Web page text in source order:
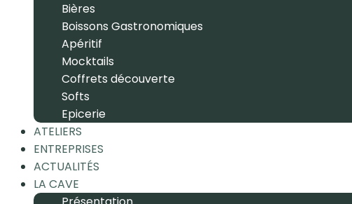
Bières
Boissons Gastronomiques
Apéritif
Mocktails
Coffrets découverte
Softs
Epicerie
ATELIERS
ENTREPRISES
ACTUALITÉS
LA CAVE